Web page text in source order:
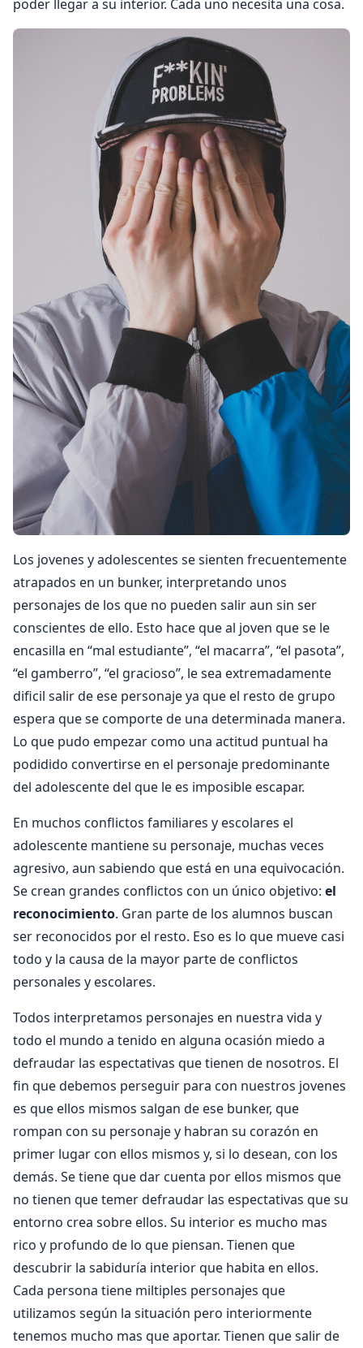
poder llegar a su interior. Cada uno necesita una cosa.
Los jovenes y adolescentes se sienten frecuentemente
atrapados en un bunker, interpretando unos
personajes de los que no pueden salir aun sin ser
conscientes de ello. Esto hace que al joven que se le
encasilla en “mal estudiante”, “el macarra”, “el pasota”,
“el gamberro”, “el gracioso”, le sea extremadamente
dificil salir de ese personaje ya que el resto de grupo
espera que se comporte de una determinada manera.
Lo que pudo empezar como una actitud puntual ha
podidido convertirse en el personaje predominante
del adolescente del que le es imposible escapar.
En muchos conflictos familiares y escolares el
adolescente mantiene su personaje, muchas veces
agresivo, aun sabiendo que está en una equivocación.
Se crean grandes conflictos con un único objetivo: el
reconocimiento. Gran parte de los alumnos buscan
ser reconocidos por el resto. Eso es lo que mueve casi
todo y la causa de la mayor parte de conflictos
personales y escolares.
Todos interpretamos personajes en nuestra vida y
todo el mundo a tenido en alguna ocasión miedo a
defraudar las espectativas que tienen de nosotros. El
fin que debemos perseguir para con nuestros jovenes
es que ellos mismos salgan de ese bunker, que
rompan con su personaje y habran su corazón en
primer lugar con ellos mismos y, si lo desean, con los
demás. Se tiene que dar cuenta por ellos mismos que
no tienen que temer defraudar las espectativas que su
entorno crea sobre ellos. Su interior es mucho mas
rico y profundo de lo que piensan. Tienen que
descubrir la sabiduría interior que habita en ellos.
Cada persona tiene miltiples personajes que
utilizamos según la situación pero interiormente
tenemos mucho mas que aportar. Tienen que salir de